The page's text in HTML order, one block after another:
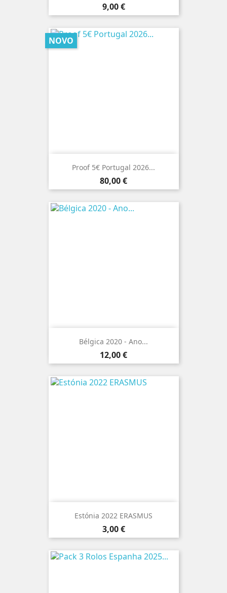
Preço
9,00 €
Proof 5€ Portugal 2026...
Preço
80,00 €
NOVO
Bélgica 2020 - Ano...
Preço
12,00 €
Estónia 2022 ERASMUS
Preço
3,00 €